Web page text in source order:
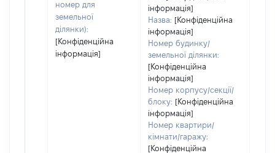
номер для
земельної
ділянки):
[Конфіденційна
інформація]
інформація]
Назва: [Конфіденційна
інформація]
Номер будинку/
земельної ділянки:
[Конфіденційна
інформація]
Номер корпусу/секції/
блоку: [Конфіденційна
інформація]
Номер квартири/
кімнати/гаражу:
[Конфіденційна